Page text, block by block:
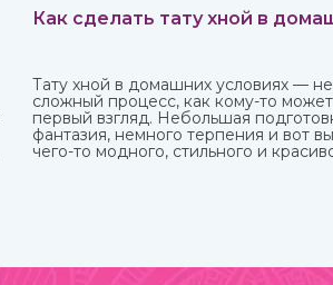
Как сделать тату хной в
Тату хной в домашних условиях —
сложный процесс, как кому-то может
первый взгляд. Небольшая
фантазия, немного терпения и вот
чего-то модного, стильного и